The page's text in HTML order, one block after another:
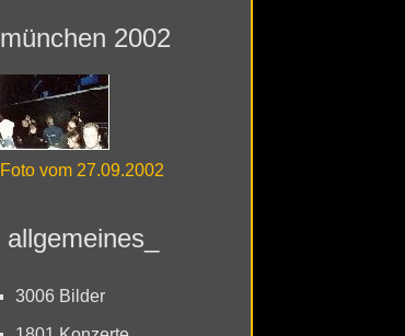
münchen 2002
Foto vom 27.09.2002
allgemeines_
3006 Bilder